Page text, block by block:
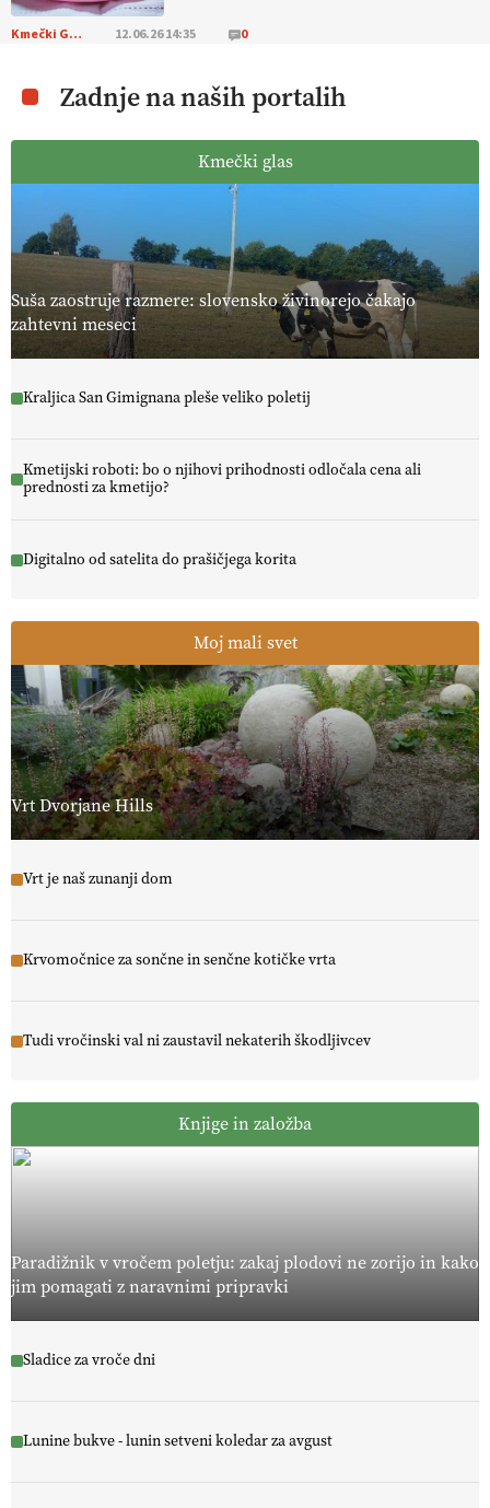
Kmečki Glas 12.06.26 14:35 0
Zadnje na naših portalih
Kmečki glas
Suša zaostruje razmere: slovensko živinorejo čakajo
zahtevni meseci
Kraljica San Gimignana pleše veliko poletij
Kmetijski roboti: bo o njihovi prihodnosti odločala cena ali
prednosti za kmetijo?
Digitalno od satelita do prašičjega korita
Moj mali svet
Vrt Dvorjane Hills
Vrt je naš zunanji dom
Krvomočnice za sončne in senčne kotičke vrta
Tudi vročinski val ni zaustavil nekaterih škodljivcev
Knjige in založba
Paradižnik v vročem poletju: zakaj plodovi ne zorijo in kako
jim pomagati z naravnimi pripravki
Sladice za vroče dni
Lunine bukve - lunin setveni koledar za avgust